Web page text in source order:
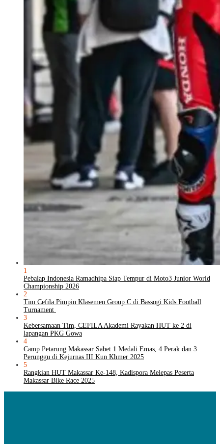
1
Pebalap Indonesia Ramadhipa Siap Tempur di Moto3 Junior World
Championship 2026
2
Tim Cefila Pimpin Klasemen Group C di Bassogi Kids Football
Turnament
3
Kebersamaan Tim, CEFILA Akademi Rayakan HUT ke 2 di
lapangan PKG Gowa
4
Camp Petarung Makassar Sabet 1 Medali Emas, 4 Perak dan 3
Perunggu di Kejurnas III Kun Khmer 2025
5
Rangkian HUT Makassar Ke-148, Kadispora Melepas Peserta
Makassar Bike Race 2025